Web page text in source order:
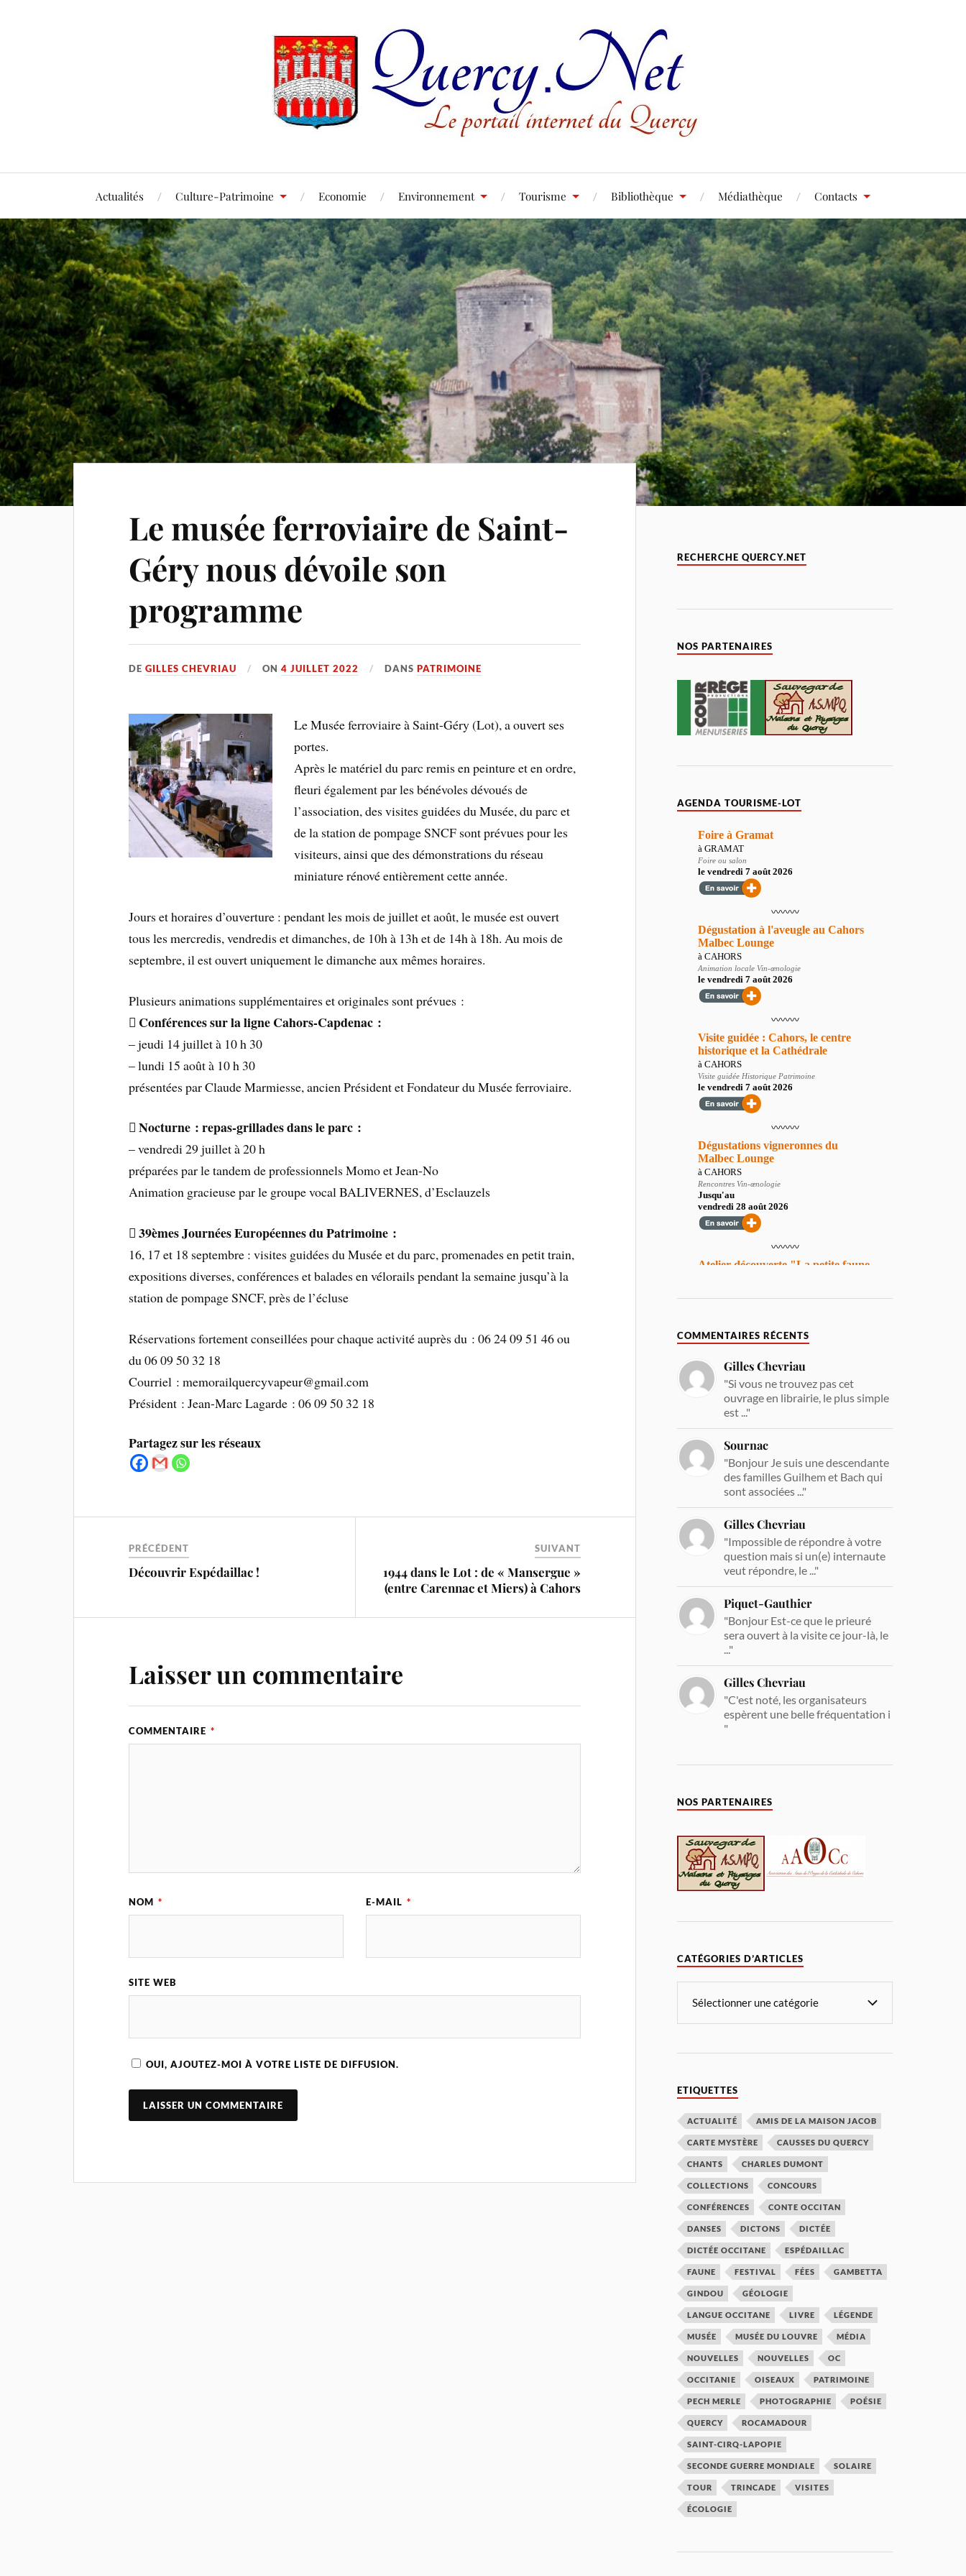
Actualités Culture-Patrimoine Economie Environnement Tourisme Bibliothèque Médiathèque Contacts
Le musée ferroviaire de Saint-
Géry nous dévoile son
programme
DEGILLES CHEVRIAU ON4 JUILLET 2022 DANSPATRIMOINE
Le Musée ferroviaire à Saint-Géry (Lot), a ouvert ses
portes.
Après le matériel du parc remis en peinture et en ordre,
fleuri également par les bénévoles dévoués de
l’association, des visites guidées du Musée, du parc et
de la station de pompage SNCF sont prévues pour les
visiteurs, ainsi que des démonstrations du réseau
miniature rénové entièrement cette année.
Jours et horaires d’ouverture : pendant les mois de juillet et août, le musée est ouvert
tous les mercredis, vendredis et dimanches, de 10h à 13h et de 14h à 18h. Au mois de
septembre, il est ouvert uniquement le dimanche aux mêmes horaires.
Plusieurs animations supplémentaires et originales sont prévues :
 Conférences sur la ligne Cahors-Capdenac :
– jeudi 14 juillet à 10 h 30
– lundi 15 août à 10 h 30
présentées par Claude Marmiesse, ancien Président et Fondateur du Musée ferroviaire.
 Nocturne : repas-grillades dans le parc :
– vendredi 29 juillet à 20 h
préparées par le tandem de professionnels Momo et Jean-No
Animation gracieuse par le groupe vocal BALIVERNES, d’Esclauzels
 39èmes Journées Européennes du Patrimoine :
16, 17 et 18 septembre : visites guidées du Musée et du parc, promenades en petit train,
expositions diverses, conférences et balades en vélorails pendant la semaine jusqu’à la
station de pompage SNCF, près de l’écluse
Réservations fortement conseillées pour chaque activité auprès du : 06 24 09 51 46 ou
du 06 09 50 32 18
Courriel : memorailquercyvapeur@gmail.com
Président : Jean-Marc Lagarde : 06 09 50 32 18
Partagez sur les réseaux
PRÉCÉDENT
Découvrir Espédaillac !
SUIVANT
1944 dans le Lot : de « Mansergue »
(entre Carennac et Miers) à Cahors
Laisser un commentaire
COMMENTAIRE *
NOM * E-MAIL *
SITE WEB
OUI, AJOUTEZ-MOI À VOTRE LISTE DE DIFFUSION.
RECHERCHE QUERCY.NET
NOS PARTENAIRES
AGENDA TOURISME-LOT
COMMENTAIRES RÉCENTS
Gilles Chevriau
"Si vous ne trouvez pas cet
ouvrage en librairie, le plus simple
est ..."
Sournac
"Bonjour Je suis une descendante
des familles Guilhem et Bach qui
sont associées ..."
Gilles Chevriau
"Impossible de répondre à votre
question mais si un(e) internaute
veut répondre, le ..."
Piquet-Gauthier
"Bonjour Est-ce que le prieuré
sera ouvert à la visite ce jour-là, le
..."
Gilles Chevriau
"C'est noté, les organisateurs
espèrent une belle fréquentation i
"
NOS PARTENAIRES
CATÉGORIES D’ARTICLES
ETIQUETTES
ACTUALITÉ AMIS DE LA MAISON JACOB
CARTE MYSTÈRE CAUSSES DU QUERCY
CHANTS CHARLES DUMONT
COLLECTIONS CONCOURS
CONFÉRENCES CONTE OCCITAN
DANSES DICTONS DICTÉE
DICTÉE OCCITANE ESPÉDAILLAC
FAUNE FESTIVAL FÉES GAMBETTA
GINDOU GÉOLOGIE
LANGUE OCCITANE LIVRE LÉGENDE
MUSÉE MUSÉE DU LOUVRE MÉDIA
NOUVELLES NOUVELLES OC
OCCITANIE OISEAUX PATRIMOINE
PECH MERLE PHOTOGRAPHIE POÉSIE
QUERCY ROCAMADOUR
SAINT-CIRQ-LAPOPIE
SECONDE GUERRE MONDIALE SOLAIRE
TOUR TRINCADE VISITES
ÉCOLOGIE